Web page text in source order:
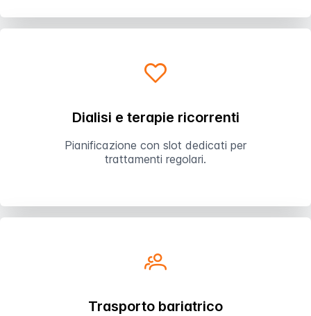
Dialisi e terapie ricorrenti
Pianificazione con slot dedicati per
trattamenti regolari.
Trasporto bariatrico